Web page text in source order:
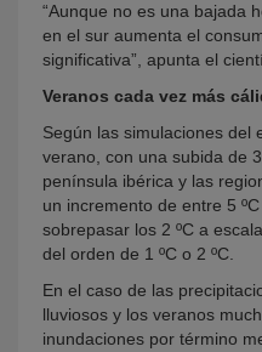
“Aunque no es una bajada
en el sur aumenta el
significativa”, apunta el
Veranos cada vez más
Según las simulaciones del
verano, con una subida de
península ibérica y las
un incremento de entre 5
sobrepasar los 2 ºC a
del orden de 1 ºC o 2 ºC.
En el caso de las
lluviosos y los veranos
inundaciones por término